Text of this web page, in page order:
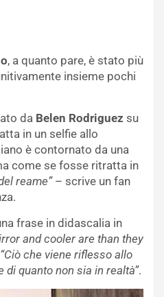
, a quanto pare, è stato più
insieme pochi
da Belen Rodriguez su
in un selfie allo
è contornato da una
come se fosse ritratta in
reame”– scrive un fan
frase in didascalia in
and cooler are than they
“Ciò che viene riflesso allo
quanto non sia in realtà”.